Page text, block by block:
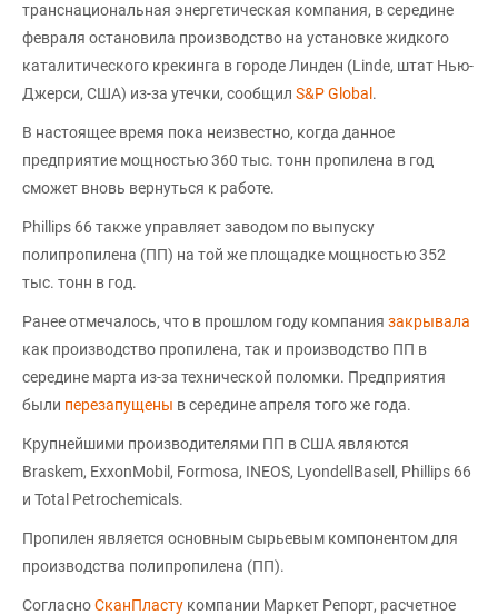
транснациональная энергетическая компания, в середине
февраля остановила производство на установке жидкого
каталитического крекинга в городе Линден (Linde, штат Нью-
Джерси, США) из-за утечки, сообщил S&P Global .
В настоящее время пока неизвестно, когда данное
предприятие мощностью 360 тыс. тонн пропилена в год
сможет вновь вернуться к работе.
Phillips 66 также управляет заводом по выпуску
полипропилена (ПП) на той же площадке мощностью 352
тыс. тонн в год.
Ранее отмечалось, что в прошлом году компания закрывала
как производство пропилена, так и производство ПП в
середине марта из-за технической поломки. Предприятия
были перезапущены в середине апреля того же года.
Крупнейшими производителями ПП в США являются
Braskem, ExxonMobil, Formosa, INEOS, LyondellBasell, Phillips 66
и Total Petrochemicals.
Пропилен является основным сырьевым компонентом для
производства полипропилена (ПП).
СогласноСканПласту компании Маркет Репорт, расчетное